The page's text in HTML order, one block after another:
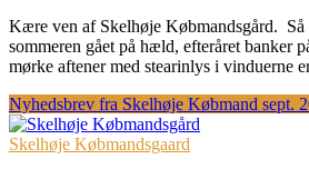
Kære ven af Skelhøje Købmandsgård. Så
sommeren gået på hæld, efteråret banker
mørke aftener med stearinlys i vinduerne
Nyhedsbrev fra Skelhøje Købmand sept.
Skelhøje Købmandsgaard